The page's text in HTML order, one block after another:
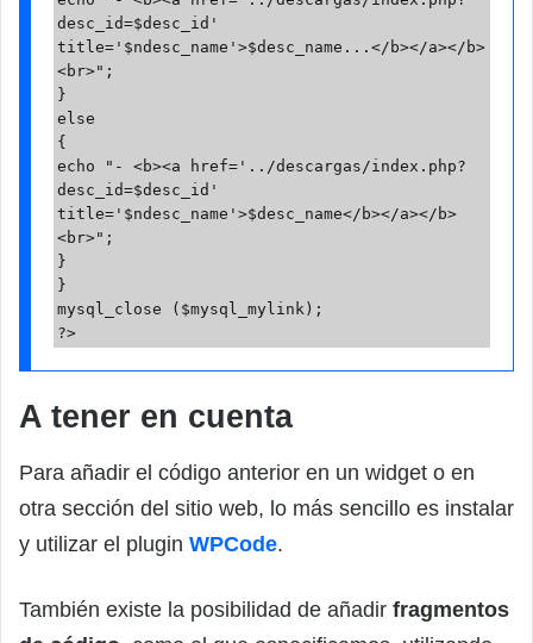
desc_id=$desc_id'
title='$ndesc_name'>$desc_name...</b></a></b>
<br>";
}
else
{
echo "- <b><a href='../descargas/index.php?
desc_id=$desc_id'
title='$ndesc_name'>$desc_name</b></a></b>
<br>";
}
}
mysql_close ($mysql_mylink);
?>
A tener en cuenta
Para añadir el código anterior en un widget o en
otra sección del sitio web, lo más sencillo es instalar
y utilizar el plugin WPCode.
También existe la posibilidad de añadir fragmentos